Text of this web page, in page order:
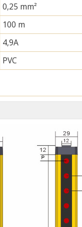
0,25 mm²
100 m
4,9A
PVC